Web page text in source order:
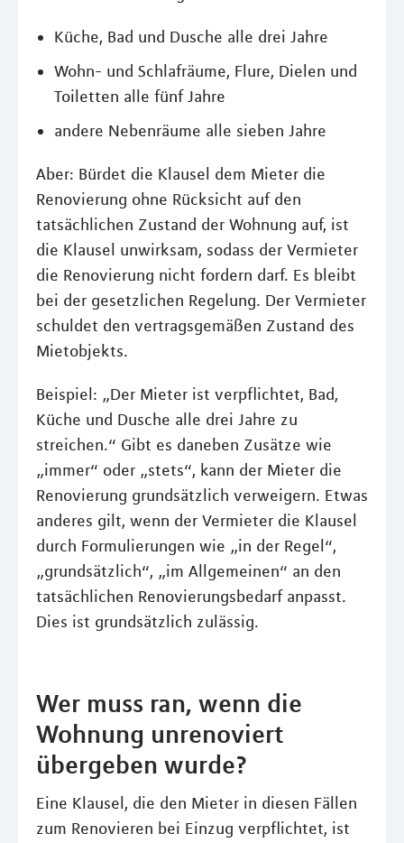
Küche, Bad und Dusche alle drei Jahre
Wohn- und Schlafräume, Flure, Dielen und
Toiletten alle fünf Jahre
andere Nebenräume alle sieben Jahre
Aber: Bürdet die Klausel dem Mieter die
Renovierung ohne Rücksicht auf den
tatsächlichen Zustand der Wohnung auf, ist
die Klausel unwirksam, sodass der Vermieter
die Renovierung nicht fordern darf. Es bleibt
bei der gesetzlichen Regelung. Der Vermieter
schuldet den vertragsgemäßen Zustand des
Mietobjekts.
Beispiel: „Der Mieter ist verpflichtet, Bad,
Küche und Dusche alle drei Jahre zu
streichen.“ Gibt es daneben Zusätze wie
„immer“ oder „stets“, kann der Mieter die
Renovierung grundsätzlich verweigern. Etwas
anderes gilt, wenn der Vermieter die Klausel
durch Formulierungen wie „in der Regel“,
„grundsätzlich“, „im Allgemeinen“ an den
tatsächlichen Renovierungsbedarf anpasst.
Dies ist grundsätzlich zulässig.
Wer muss ran, wenn die
Wohnung unrenoviert
übergeben wurde?
Eine Klausel, die den Mieter in diesen Fällen
zum Renovieren bei Einzug verpflichtet, ist